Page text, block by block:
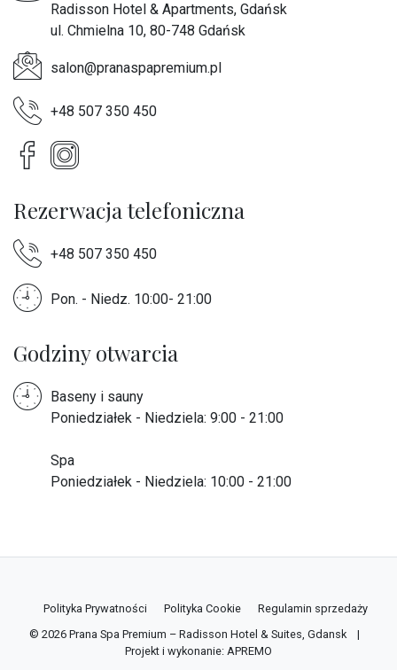
Radisson Hotel & Apartments, Gdańsk
ul. Chmielna 10, 80-748 Gdańsk
salon@pranaspapremium.pl
+48 507 350 450
Rezerwacja telefoniczna
+48 507 350 450
Pon. - Niedz. 10:00- 21:00
Godziny otwarcia
Baseny i sauny
Poniedziałek - Niedziela: 9:00 - 21:00
Spa
Poniedziałek - Niedziela: 10:00 - 21:00
© 2026 Prana Spa Premium – Radisson Hotel & Suites, Gdansk|
Projekt i wykonanie: APREMO
Polityka Prywatności Polityka Cookie Regulamin sprzedaży